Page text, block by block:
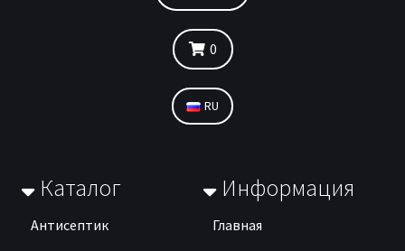
Каталог
Антисептик
Информация
Главная
0
RU